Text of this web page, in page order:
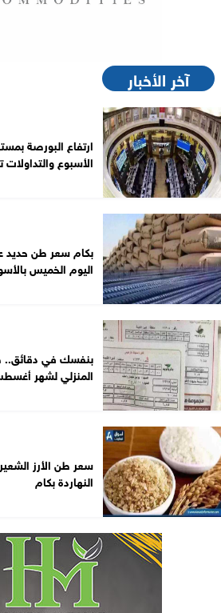
آخر الأخبار
ارتفاع البورصة
الأسبوع والتداولات تصل
بكام سعر طن حديد
اليوم الخميس
بنفسك في دقائق..
المنزلي لشهر أغسطس
سعر طن الأرز
النهاردة بكام